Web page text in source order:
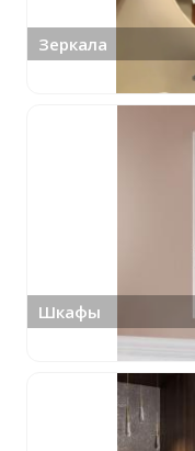
Зеркала
Шкафы